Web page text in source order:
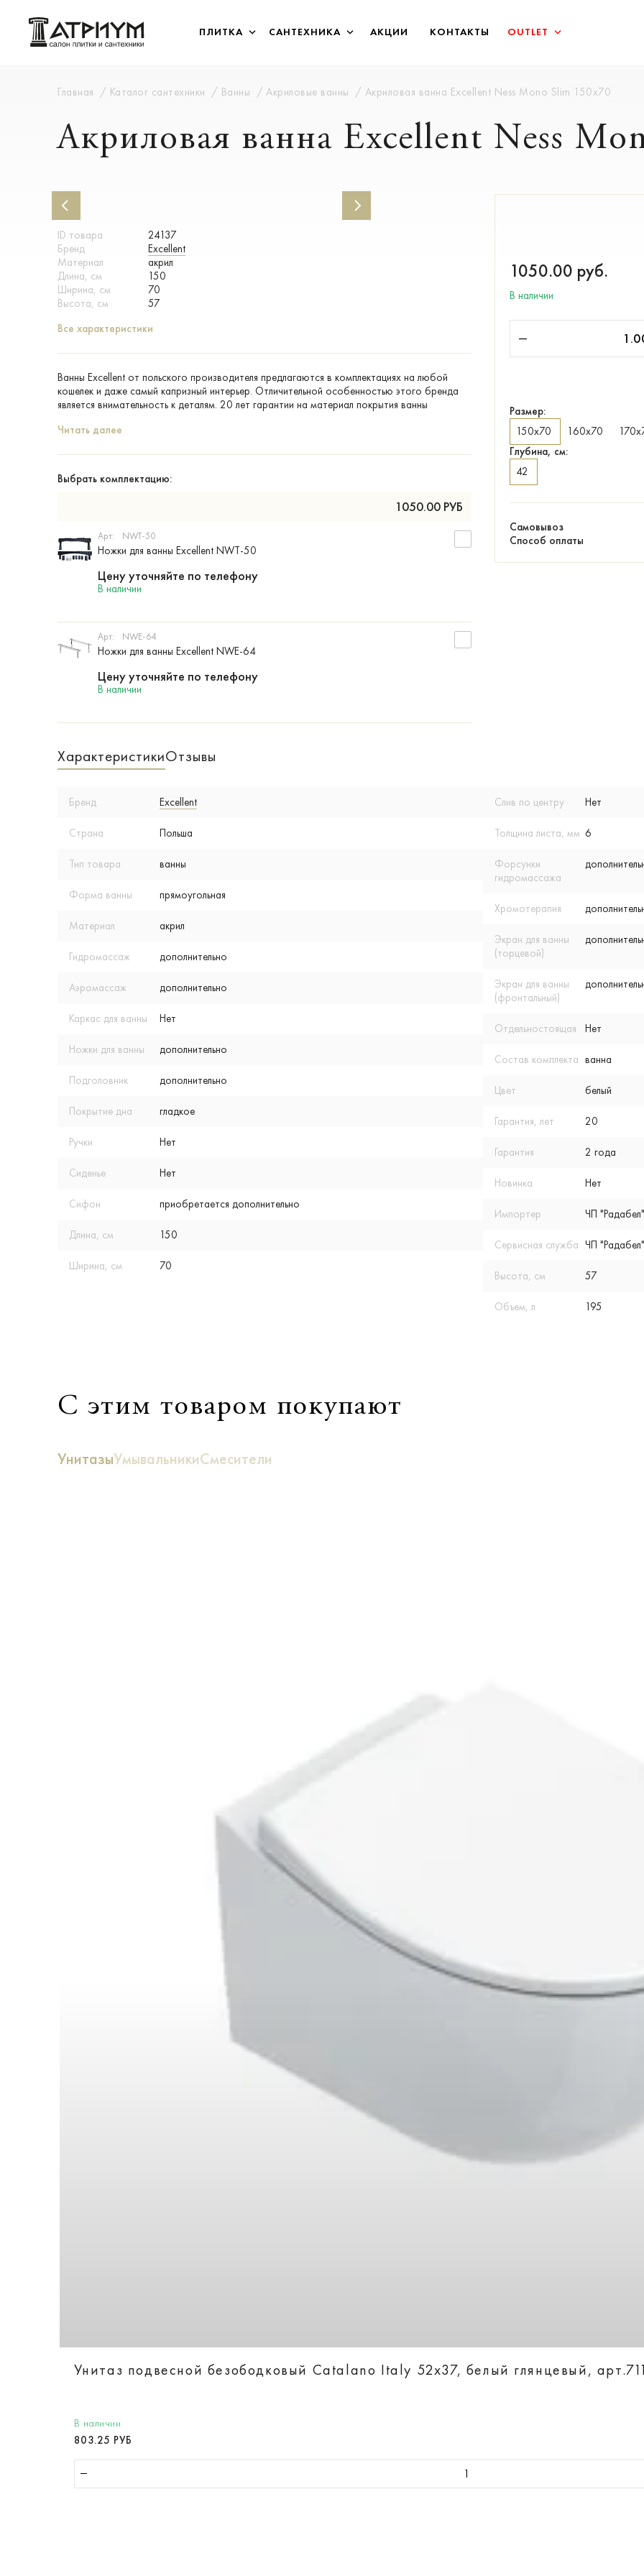
ПЛИТКА САНТЕХНИКА АКЦИИ КОНТАКТЫ OUTLET
Главная Каталог сантехники Ванны Акриловые ванны Акриловая ванна Excellent Ness Mono Slim 150х70
Акриловая ванна Excellent Ness
ID товара
24137
Бренд
Excellent
Материал
акрил
Длина, см
150
Ширина, см
70
Высота, см
57
Все характеристики
Ванны Excellent от польского производителя предлагаются в комплектациях на любой
кошелек и даже самый капризный интерьер. Отличительной особенностью этого бренда
является внимательность к деталям. 20 лет гарантии на материал покрытия ванны
Читать далее
Выбрать комплектацию:
1050.00 РУБ
Ножки для ванны Excellent NWT-50
Арт: NWT-50
В наличии
Цену уточняйте по телефону
Ножки для ванны Excellent NWE-64
Арт: NWE-64
В наличии
Цену уточняйте по телефону
1050.00 руб.
В наличии
Размер:
150х70
160х70
Глубина, см:
42
Самовывоз
Способ оплаты
ХарактеристикиОтзывы
Бренд Excellent
Страна Польша
Тип товара ванны
Форма ванны прямоугольная
Материал акрил
Гидромассаж дополнительно
Аэромассаж дополнительно
Каркас для ванны Нет
Ножки для ванны дополнительно
Подголовник дополнительно
Покрытие дна гладкое
Ручки Нет
Сиденье Нет
Сифон приобретается дополнительно
Длина, см 150
Ширина, см 70
Слив по центру Нет
Толщина листа, мм 6
Форсунки
гидромассажа
Хромотерапия
Экран для ванны
(торцевой)
Экран для ванны
(фронтальный)
Отдельностоящая Нет
Состав комплекта ванна
Цвет белый
Гарантия, лет 20
Гарантия 2 года
Новинка Нет
Импортер ЧП
Сервисная служба ЧП
Высота, см 57
Объем, л 195
С этим товаром покупают
УнитазыУмывальникиСмесители
Унитаз подвесной безободковый Catalano Italy 52х37, белый глянцевый,
В наличии
803.25 РУБ